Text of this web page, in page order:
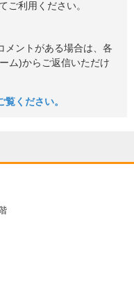
ご利用ください。
メントがある場合は、各
ム)からご返信いただけ
ください。